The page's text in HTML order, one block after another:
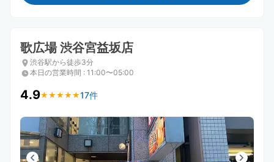
歌広場 渋谷宮益坂店
渋谷駅から徒歩3分
本日の営業時間 : 11:00〜05:00
4.9★ ★ ★ ★ ★
★ ★ ★ ★ ★17件